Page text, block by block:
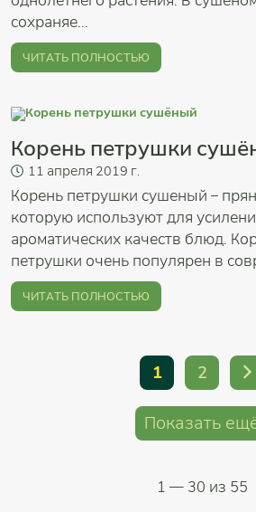
сохраняе...
ЧИТАТЬ ПОЛНОСТЬЮ
Корень петрушки
11 апреля 2019 г.
Корень петрушки сушеный –
которую используют для
ароматических качеств блюд.
петрушки очень популярен в
ЧИТАТЬ ПОЛНОСТЬЮ
1 2
Показать
1 — 30 из 55